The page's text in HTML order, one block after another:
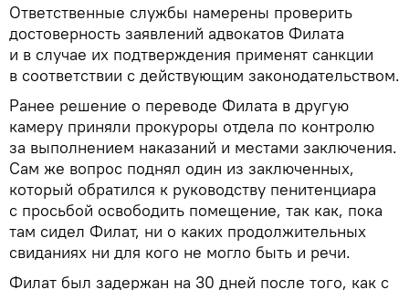
Ответственные службы намерены проверить
достоверность заявлений адвокатов Филата
и в случае их подтверждения применят санкции
в соответствии с действующим законодательством.
Ранее решение о переводе Филата в другую
камеру приняли прокуроры отдела по контролю
за выполнением наказаний и местами заключения.
Сам же вопрос поднял один из заключенных,
который обратился к руководству пенитенциара
с просьбой освободить помещение, так как, пока
там сидел Филат, ни о каких продолжительных
свиданиях ни для кого не могло быть и речи.
Филат был задержан на 30 дней после того, как с